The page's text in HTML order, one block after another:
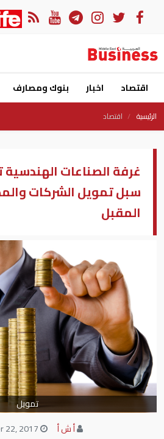
اقتصاد اخبار بنوك ومصارف
الرئيسية اقتصاد
غرفة الصناعات
سبل تمويل الشركات
المقبل
تمويل
أ ش أ